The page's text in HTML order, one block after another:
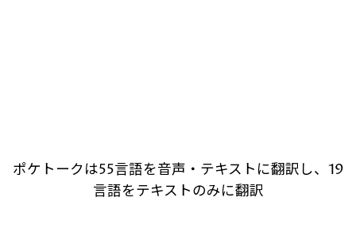
ポケトークは55言語を音声・テキストに翻訳し、19
言語をテキストのみに翻訳